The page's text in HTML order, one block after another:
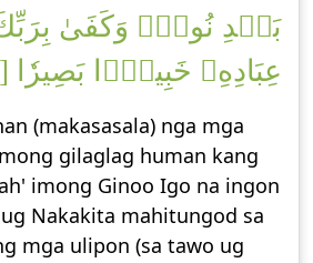
بَعۡدِ نُوحٖۗ وَكَفَىٰ
عِبَادِهِۦ خَبِيرَۢا بَصِيرٗا [١٧]
(makasasala) nga mga
gilaglag human kang
imong Ginoo Igo na ingon
Nakakita mahitungod sa
mga ulipon (sa tawo ug